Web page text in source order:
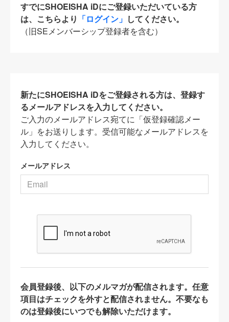
すでにSHOEISHA iDにご登録いただいている方
は、こちらより 「ログイン」 してください。
（旧SEメンバーシップ登録者を含む）
新たにSHOEISHA iDをご登録される方は、登録す
るメールアドレスを入力してください。
ご入力のメールアドレス宛てに「仮登録確認メー
ル」をお送りします。受信可能なメールアドレスを
入力してください。
メールアドレス
会員登録後、以下のメルマガが配信されます。任意
項目はチェックを外すと配信されません。不要なも
のは登録後にいつでも解除いただけます。